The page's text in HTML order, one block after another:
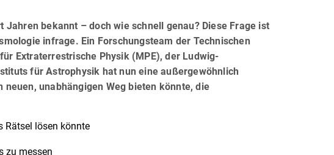
bekannt – doch wie schnell genau? Diese Frage ist
infrage. Ein Forschungsteam der Technischen
Extraterrestrische Physik (MPE), der Ludwig-
für Astrophysik hat nun eine außergewöhnlich
unabhängigen Weg bieten könnte, die
Rätsel lösen könnte
zu messen